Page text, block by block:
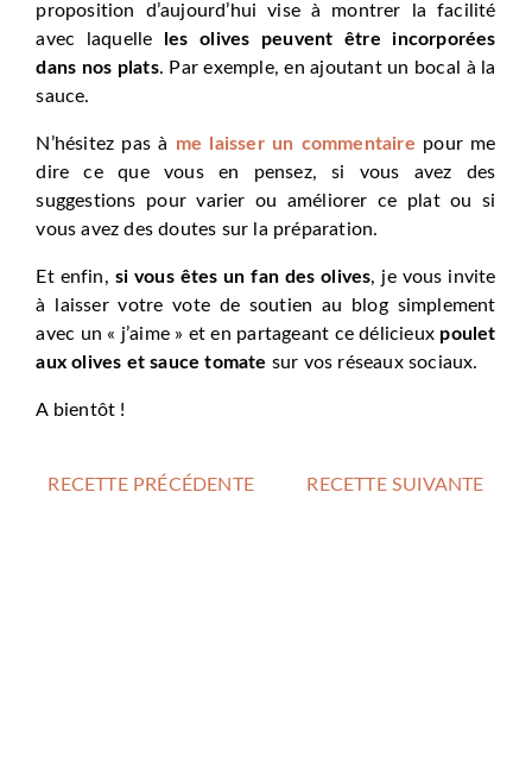
proposition d’aujourd’hui vise à montrer la facilité
avec laquelle
les olives peuvent être incorporées
dans nos plats. Par exemple, en ajoutant un bocal à la
sauce.
N’hésitez pas à me laisser un commentaire pour me
dire ce que vous en pensez, si vous avez des
suggestions pour varier ou améliorer ce plat ou si
vous avez des doutes sur la préparation.
Et enfin, si vous êtes un fan des olives, je vous invite
à laisser votre vote de soutien au blog simplement
avec un « j’aime » et en partageant ce délicieux poulet
aux olives et sauce tomate sur vos réseaux sociaux.
A bientôt !
RECETTE PRÉCÉDENTE RECETTE SUIVANTE